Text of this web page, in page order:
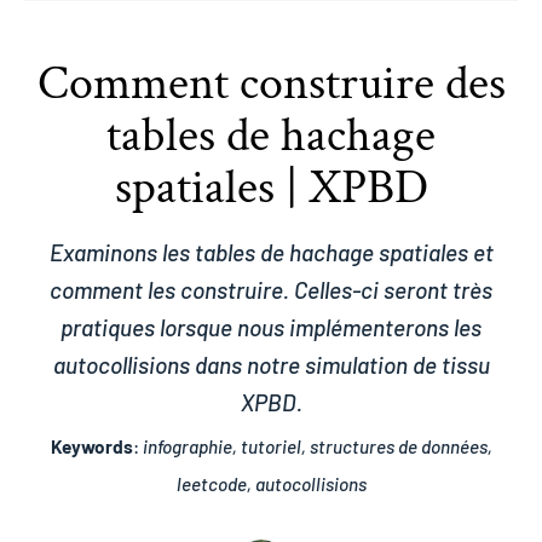
Comment construire des
tables de hachage
spatiales | XPBD
Examinons les tables de hachage spatiales et
comment les construire. Celles-ci seront très
pratiques lorsque nous implémenterons les
autocollisions dans notre simulation de tissu
XPBD.
Keywords: infographie, tutoriel, structures de données,
leetcode, autocollisions